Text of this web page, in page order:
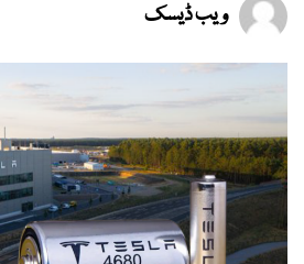
ویب ڈیسک